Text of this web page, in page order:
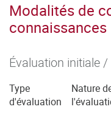
Modalités de
connaissances
Évaluation initiale
Type
d'évaluation
Nature